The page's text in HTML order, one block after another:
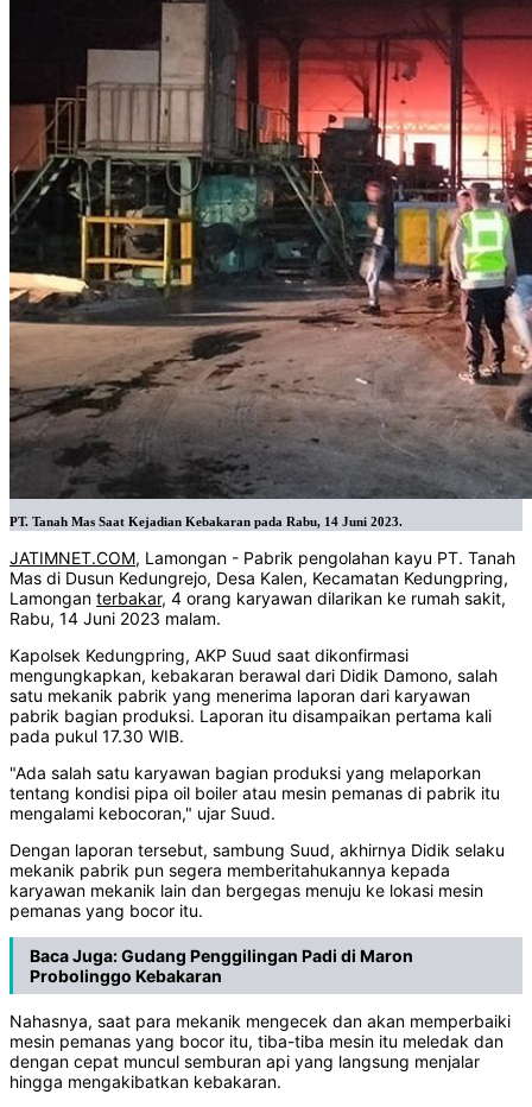
PT. Tanah Mas Saat Kejadian Kebakaran pada Rabu, 14 Juni 2023.
JATIMNET.COM, Lamongan - Pabrik pengolahan kayu PT. Tanah
Mas di Dusun Kedungrejo, Desa Kalen, Kecamatan Kedungpring,
Lamongan terbakar, 4 orang karyawan dilarikan ke rumah sakit,
Rabu, 14 Juni 2023 malam.
Kapolsek Kedungpring, AKP Suud saat dikonfirmasi
mengungkapkan, kebakaran berawal dari Didik Damono, salah
satu mekanik pabrik yang menerima laporan dari karyawan
pabrik bagian produksi. Laporan itu disampaikan pertama kali
pada pukul 17.30 WIB.
"Ada salah satu karyawan bagian produksi yang melaporkan
tentang kondisi pipa oil boiler atau mesin pemanas di pabrik itu
mengalami kebocoran," ujar Suud.
Dengan laporan tersebut, sambung Suud, akhirnya Didik selaku
mekanik pabrik pun segera memberitahukannya kepada
karyawan mekanik lain dan bergegas menuju ke lokasi mesin
pemanas yang bocor itu.
Baca Juga:Gudang Penggilingan Padi di Maron
Probolinggo Kebakaran
Nahasnya, saat para mekanik mengecek dan akan memperbaiki
mesin pemanas yang bocor itu, tiba-tiba mesin itu meledak dan
dengan cepat muncul semburan api yang langsung menjalar
hingga mengakibatkan kebakaran.